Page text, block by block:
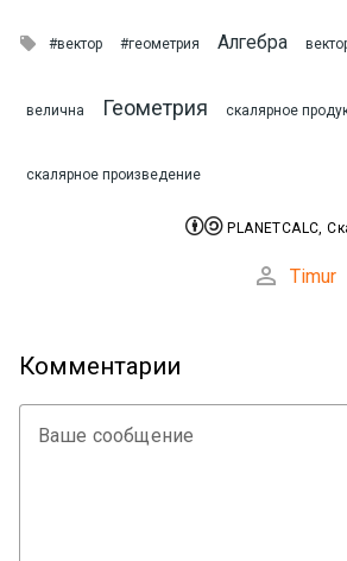
 #вектор #геометрия Алгебра
велична Геометрия скалярное
скалярное произведение
 PLANETCALC,
 Timur
Комментарии
Ваше сообщение